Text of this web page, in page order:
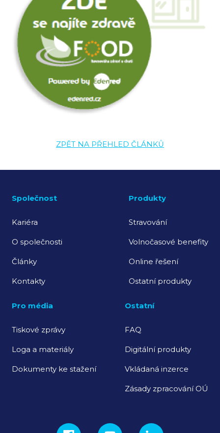
ZPĚT NA PŘEHLED ČLÁNKŮ
Společnost
Kariéra
O společnosti
Články
Kontakty
Produkty
Stravování
Volnočasové benefity
Online řešení
Ostatní produkty
Pro média
Tiskové zprávy
Loga a materiály
Dokumenty ke stažení
Ostatní
FAQ
Digitální produkty
Vkládaná inzerce
Zásady zpracování OÚ